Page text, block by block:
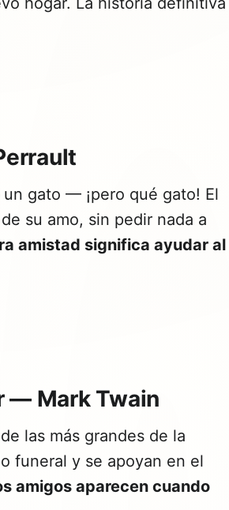
gato — ¡pero qué gato! El
su amo, sin pedir nada a
amistad significa ayudar al
— Mark Twain
las más grandes de la
funeral y se apoyan en el
amigos aparecen cuando